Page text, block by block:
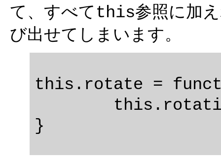
て、すべて this参照に加
び出せてしまいます。
this.rotate =